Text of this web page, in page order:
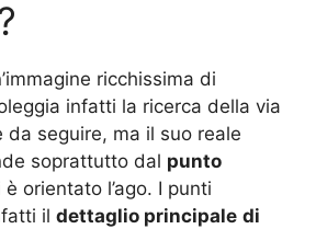
ricchissima di
infatti la ricerca della via
da seguire, ma il suo reale
soprattutto dal punto
è orientato l’ago. I punti
il dettaglio principale di